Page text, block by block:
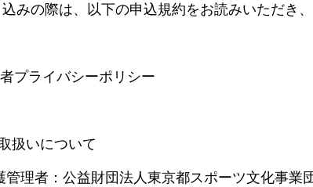
みの際は、以下の申込規約をお読みいただき
プライバシーポリシー
扱いについて
理者：公益財団法人東京都スポーツ文化